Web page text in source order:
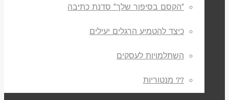
"הקסם בסיפור שלך" סדנת כתיבה
כיצד להטמיע הרגלים יעילים
השתלמויות לעסקים
77 מנטוריות